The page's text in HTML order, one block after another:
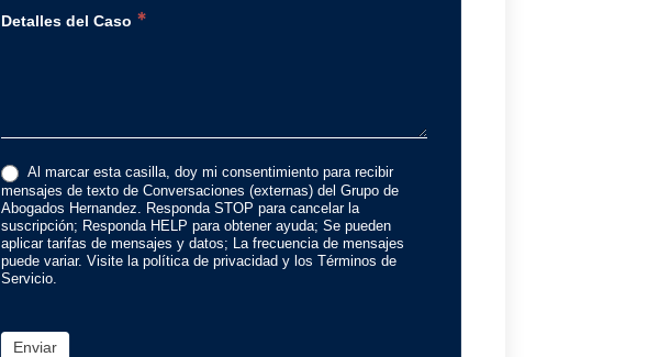
Detalles del Caso *
Al marcar esta casilla, doy mi consentimiento para recibir
mensajes de texto de Conversaciones (externas) del Grupo de
Abogados Hernandez. Responda STOP para cancelar la
suscripción; Responda HELP para obtener ayuda; Se pueden
aplicar tarifas de mensajes y datos; La frecuencia de mensajes
puede variar. Visite la política de privacidad y los Términos de
Servicio.
Enviar